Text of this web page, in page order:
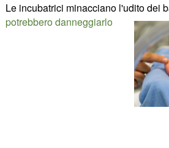
Le incubatrici minacciano l'udito dei
potrebbero danneggiarlo